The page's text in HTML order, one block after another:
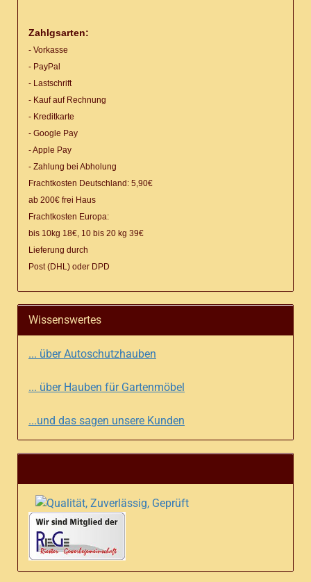
Zahlgsarten:
- Vorkasse
- PayPal
- Lastschrift
- Kauf auf Rechnung
- Kreditkarte
- Google Pay
- Apple Pay
- Zahlung bei Abholung
Frachtkosten Deutschland: 5,90€
ab 200€ frei Haus
Frachtkosten Europa:
bis 10kg 18€, 10 bis 20 kg 39€
Lieferung durch
Post (DHL) oder DPD
Wissenswertes
... über Autoschutzhauben
... über Hauben für Gartenmöbel
...und das sagen unsere Kunden